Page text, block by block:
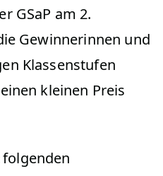
GSaP am 2.
Gewinnerinnen und
Klassenstufen
kleinen Preis